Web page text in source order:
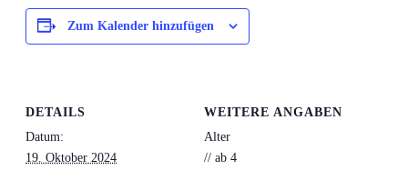
Zum Kalender hinzufügen
DETAILS
Datum:
19. Oktober 2024
WEITERE ANGABEN
Alter
// ab 4